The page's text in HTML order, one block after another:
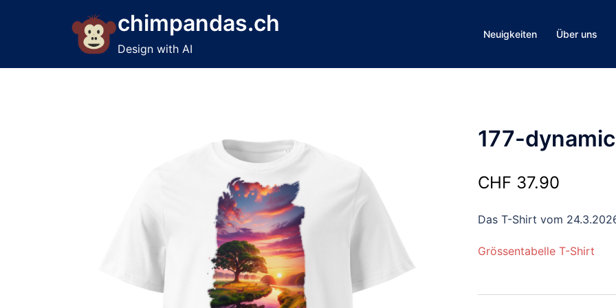
chimpandas.ch
Design with AI
Neuigkeiten Über uns
177-
CHF 37.90
Das T-Shirt vom
Grössentabelle T-Shirt